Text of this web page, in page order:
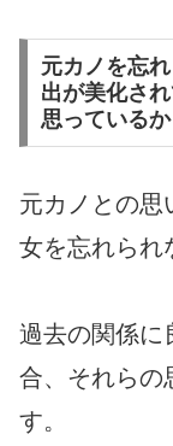
元カノを忘
出が美化さ
思っているか
元カノとの思
女を忘れられ
過去の関係に
合、それらの
す。